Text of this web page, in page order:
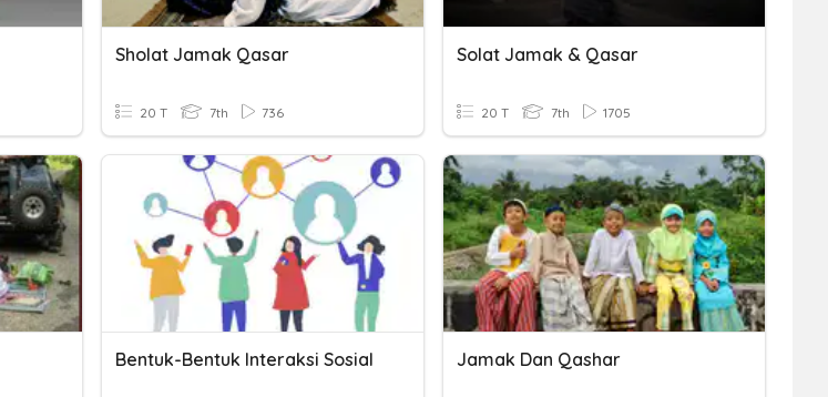
Sholat Jamak Qasar
20 T 7th 736
Solat Jamak & Qasar
20 T 7th 1705
Bentuk-Bentuk Interaksi Sosial Jamak Dan Qashar